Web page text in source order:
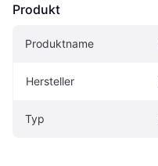
Produkt
Produktname
Hersteller
Typ